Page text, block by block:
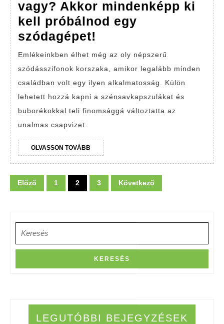
vagy? Akkor mindenképp ki
kell próbálnod egy
szódagépet!
szénsavas
italok
rajongója
vagy?
Akkor
ki
kell
egy
Emlékeinkben élhet még az oly népszerű
szódásszifonok korszaka, amikor legalább minden
családban volt egy ilyen alkalmatosság. Külön
lehetett hozzá kapni a szénsavkapszulákat és
buborékokkal teli finomsággá változtatta az
unalmas csapvizet.
OLVASSON TOVÁBB OLVASSON
TOVÁBB
Bejegyzések
lapozása
Előző 1 2 3 Következő
for:
LEGUTÓBBI BEJEGYZÉSEK